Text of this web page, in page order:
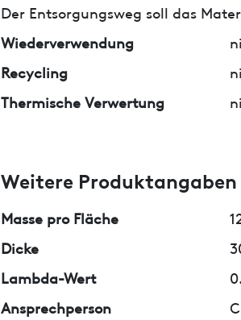
Der Entsorgungsweg soll das
Wiederverwendung
Recycling
Thermische Verwertung
Weitere Produktangaben
Masse pro Fläche
Dicke
Lambda-Wert
Ansprechperson